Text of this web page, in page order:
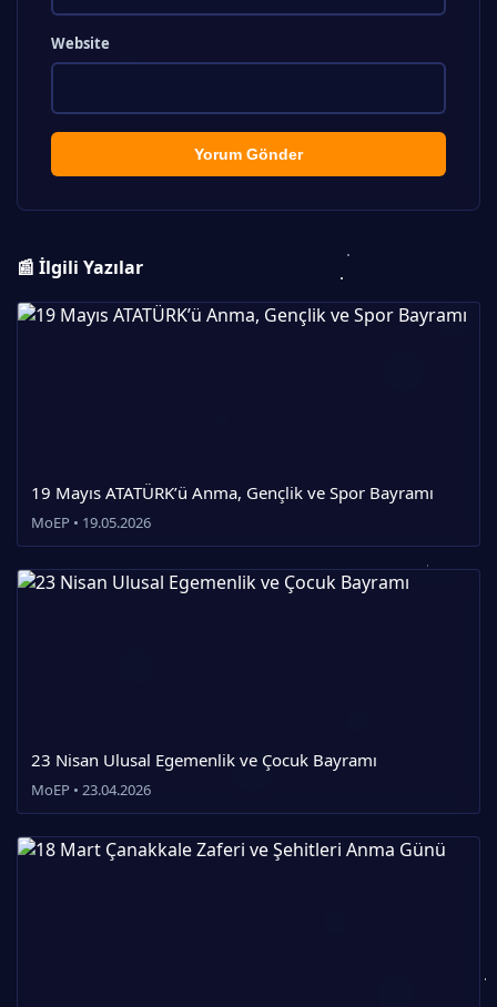
Website
Yorum Gönder
📰 İlgili Yazılar
19 Mayıs ATATÜRK’ü Anma, Gençlik ve Spor Bayramı
MoEP • 19.05.2026
23 Nisan Ulusal Egemenlik ve Çocuk Bayramı
MoEP • 23.04.2026